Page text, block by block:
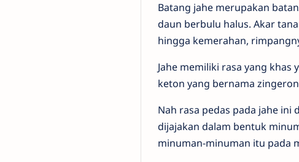
Batang jahe merupakan
daun berbulu halus. Akar
hingga kemerahan,
Jahe memiliki rasa yang khas
keton yang bernama
Nah rasa pedas pada jahe
dijajakan dalam bentuk
minuman-minuman itu pada